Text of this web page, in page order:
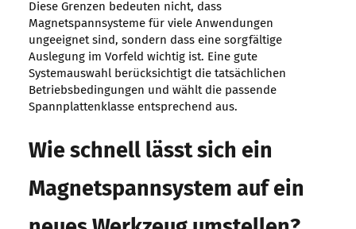
Diese Grenzen bedeuten nicht, dass
Magnetspannsysteme für viele Anwendungen
ungeeignet sind, sondern dass eine sorgfältige
Auslegung im Vorfeld wichtig ist. Eine gute
Systemauswahl berücksichtigt die tatsächlichen
Betriebsbedingungen und wählt die passende
Spannplattenklasse entsprechend aus.
Wie schnell lässt sich ein
Magnetspannsystem auf ein